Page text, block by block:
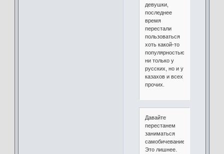
девушки,
последнее
время
перестали
пользоваться
хоть какой-то
популярностью,
ни только у
русских, но и у
казахов и всех
прочих.
Давайте
перестанем
заниматься
самобичеванием.
Это лишнее.